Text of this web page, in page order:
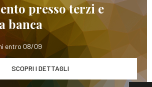
presso terzi e
banca
entro 08/09
SCOPRI I DETTAGLI